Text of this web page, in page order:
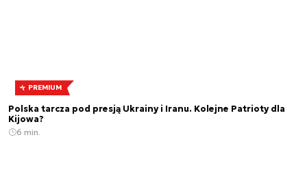
PREMIUM
Polska tarcza pod presją Ukrainy i Iranu. Kolejne Patrioty dla
Kijowa?
6 min.